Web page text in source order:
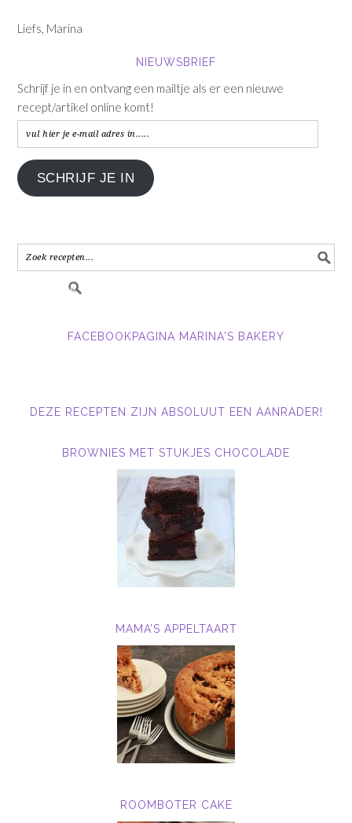
Liefs, Marina
NIEUWSBRIEF
Schrijf je in en ontvang een mailtje als er een nieuwe
recept/artikel online komt!
vul
hier
je
e-
in.....
SCHRIJF JE IN
FACEBOOKPAGINA MARINA'S BAKERY
DEZE RECEPTEN ZIJN ABSOLUUT EEN AANRADER!
BROWNIES MET STUKJES CHOCOLADE
MAMA’S APPELTAART
ROOMBOTER CAKE